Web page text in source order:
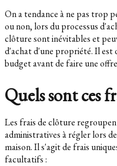
On a tendance à ne pas trop
ou non, lors du processus
clôture sont inévitables et
d'achat d'une propriété. Il est
budget avant de faire une
Quels sont ces
Les frais de clôture
administratives à régler lors
maison. Il s'agit de frais
facultatifs :